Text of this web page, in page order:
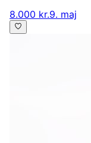
8.000 kr.9. maj